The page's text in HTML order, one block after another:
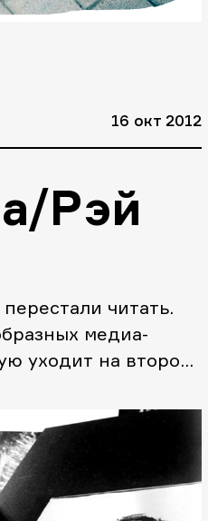
16 окт 2012
Рэй
читать.
медиа-
уходит на второй